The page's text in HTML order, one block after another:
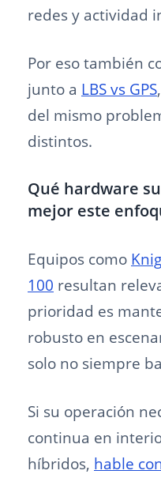
redes y actividad
Por eso también
junto a LBS vs GPS
del mismo
distintos.
Qué hardware
mejor este
Equipos como
100 resultan
prioridad es
robusto en
solo no siempre
Si su operación
continua en
híbridos, hable